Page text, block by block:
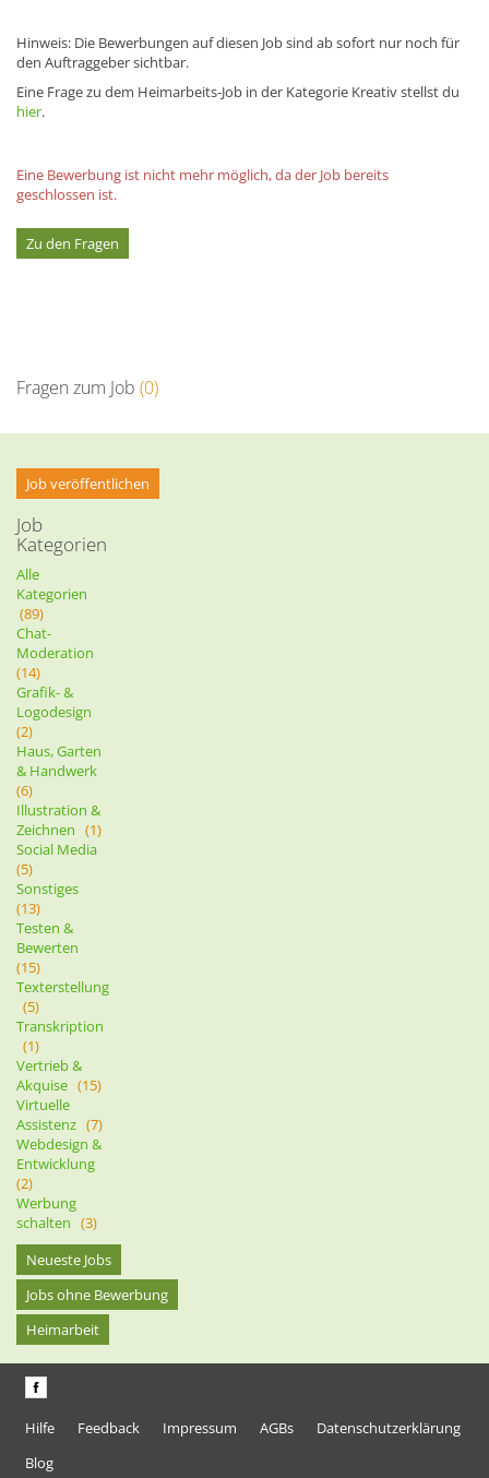
Hinweis: Die Bewerbungen auf diesen Job sind ab sofort nur noch für
den Auftraggeber sichtbar.
Eine Frage zu dem Heimarbeits-Job in der Kategorie Kreativ stellst du
hier.
Eine Bewerbung ist nicht mehr möglich, da der Job bereits
geschlossen ist.
Zu den Fragen
Fragen zum Job (0)
Job veröffentlichen
Job
Kategorien
Alle
Kategorien
(89)
Chat-
Moderation
(14)
Grafik- &
Logodesign
(2)
Haus, Garten
& Handwerk
(6)
Illustration &
Zeichnen (1)
Social Media
(5)
Sonstiges
(13)
Testen &
Bewerten
(15)
Texterstellung
(5)
Transkription
(1)
Vertrieb &
Akquise (15)
Virtuelle
Assistenz (7)
Webdesign &
Entwicklung
(2)
Werbung
schalten (3)
Neueste Jobs
Jobs ohne Bewerbung
Heimarbeit
Hilfe Feedback Impressum AGBs
Datenschutzerklärung
Blog